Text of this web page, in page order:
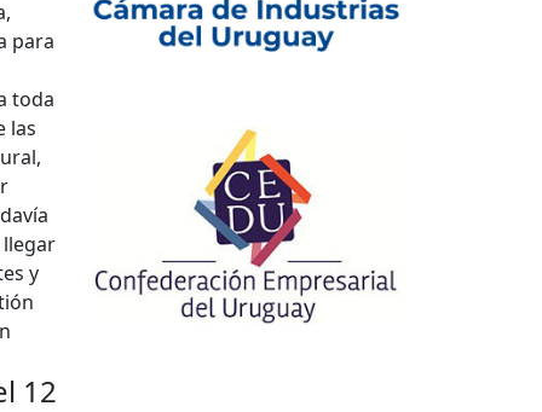
para
toda
las
y
12